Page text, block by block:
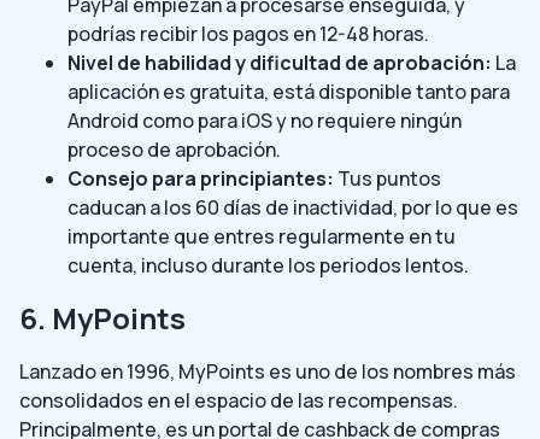
podrías recibir los pagos en 12-48 horas.
Nivel de habilidad y dificultad de aprobación: La
aplicación es gratuita, está disponible tanto para
Android como para iOS y no requiere ningún
proceso de aprobación.
Consejo para principiantes: Tus puntos
caducan a los 60 días de inactividad, por lo que es
importante que entres regularmente en tu
cuenta, incluso durante los periodos lentos.
6. MyPoints
Lanzado en 1996, MyPoints es uno de los nombres más
consolidados en el espacio de las recompensas.
Principalmente, es un portal de cashback de compras